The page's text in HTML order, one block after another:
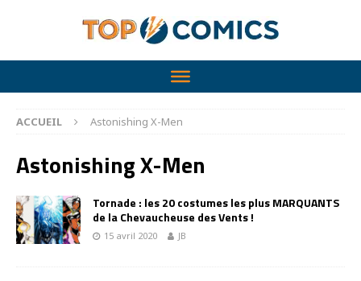
ACCUEIL Astonishing X-Men
Astonishing X-Men
Tornade : les 20 costumes les plus MARQUANTS
de la Chevaucheuse des Vents !
15 avril 2020 JB